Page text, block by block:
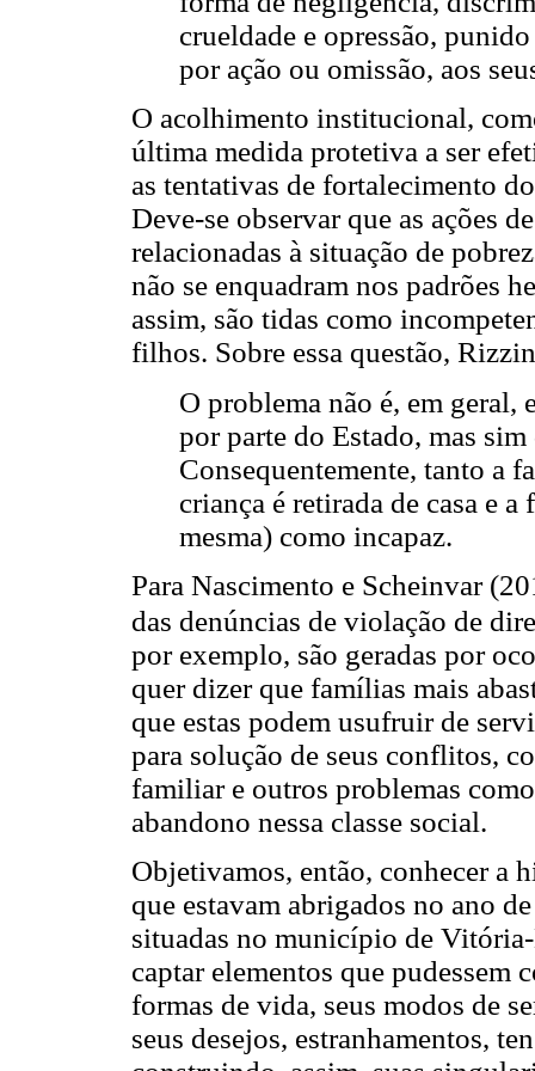
crueldade e opressão,
por ação ou omissão, aos
O acolhimento institucional,
última medida protetiva a ser
as tentativas de fortalecimento
Deve-se observar que as ações
relacionadas à situação de
não se enquadram nos padrões
assim, são tidas como
filhos. Sobre essa questão,
O problema não é, em
por parte do Estado, mas
Consequentemente, tanto a
criança é retirada de casa e
mesma) como incapaz.
Para Nascimento e Scheinvar
das denúncias de violação de
por exemplo, são geradas por
quer dizer que famílias mais
que estas podem usufruir de
para solução de seus conflitos,
familiar e outros problemas
abandono nessa classe social.
Objetivamos, então, conhecer a
que estavam abrigados no ano
situadas no município de
captar elementos que pudessem
formas de vida, seus modos de
seus desejos, estranhamentos,